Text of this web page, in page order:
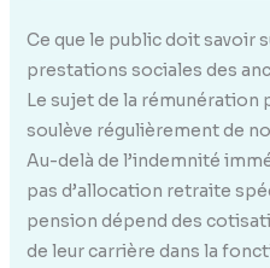
Ce que le public doit savoir
prestations sociales des
Le sujet de la
soulève régulièrement de
Au-delà de l’indemnité
pas d’allocation retraite
pension dépend des
de leur carrière dans la